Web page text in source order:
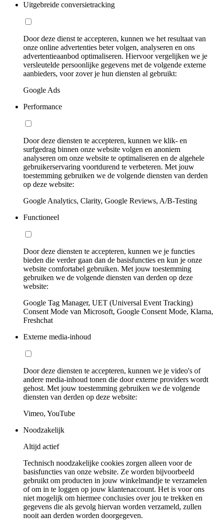
Uitgebreide conversietracking
Door deze dienst te accepteren, kunnen we het resultaat van
onze online advertenties beter volgen, analyseren en ons
advertentieaanbod optimaliseren. Hiervoor vergelijken we je
versleutelde persoonlijke gegevens met de volgende externe
aanbieders, voor zover je hun diensten al gebruikt:
Google Ads
Performance
Door deze diensten te accepteren, kunnen we klik- en
surfgedrag binnen onze website volgen en anoniem
analyseren om onze website te optimaliseren en de algehele
gebruikerservaring voortdurend te verbeteren. Met jouw
toestemming gebruiken we de volgende diensten van derden
op deze website:
Google Analytics, Clarity, Google Reviews, A/B-Testing
Functioneel
Door deze diensten te accepteren, kunnen we je functies
bieden die verder gaan dan de basisfuncties en kun je onze
website comfortabel gebruiken. Met jouw toestemming
gebruiken we de volgende diensten van derden op deze
website:
Google Tag Manager, UET (Universal Event Tracking)
Consent Mode van Microsoft, Google Consent Mode, Klarna,
Freshchat
Externe media-inhoud
Door deze diensten te accepteren, kunnen we je video's of
andere media-inhoud tonen die door externe providers wordt
gehost. Met jouw toestemming gebruiken we de volgende
diensten van derden op deze website:
Vimeo, YouTube
Noodzakelijk
Altijd actief
Technisch noodzakelijke cookies zorgen alleen voor de
basisfuncties van onze website. Ze worden bijvoorbeeld
gebruikt om producten in jouw winkelmandje te verzamelen
of om in te loggen op jouw klantenaccount. Het is voor ons
niet mogelijk om hiermee conclusies over jou te trekken en
gegevens die als gevolg hiervan worden verzameld, zullen
nooit aan derden worden doorgegeven.